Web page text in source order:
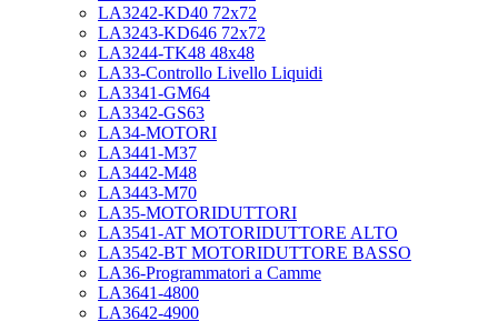
LA3242-KD40 72x72
LA3243-KD646 72x72
LA3244-TK48 48x48
LA33-Controllo Livello Liquidi
LA3341-GM64
LA3342-GS63
LA34-MOTORI
LA3441-M37
LA3442-M48
LA3443-M70
LA35-MOTORIDUTTORI
LA3541-AT MOTORIDUTTORE ALTO
LA3542-BT MOTORIDUTTORE BASSO
LA36-Programmatori a Camme
LA3641-4800
LA3642-4900